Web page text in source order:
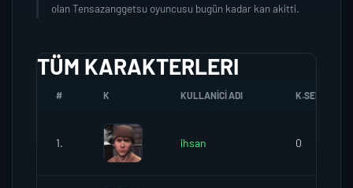
olan Tensazanggetsu oyuncusu bugün kadar kan akitti.
TÜM KARAKTERLERI
# K KULLANICI ADI K.SEREFI
1. ihsan 0